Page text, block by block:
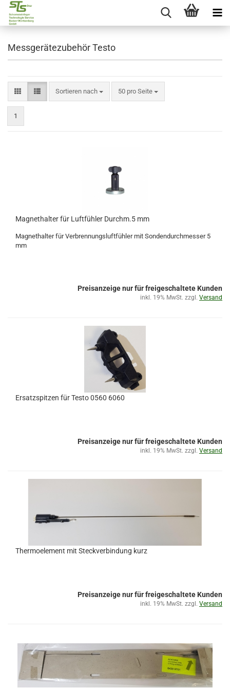
Messgerätezubehör Testo
Sortieren nach 50 pro Seite
1
Magnethalter für Luftfühler Durchm.5 mm
Magnethalter für Verbrennungsluftfühler mit Sondendurchmesser 5
mm
Preisanzeige nur für freigeschaltete Kunden
inkl. 19% MwSt. zzgl. Versand
Ersatzspitzen für Testo 0560 6060
Preisanzeige nur für freigeschaltete Kunden
inkl. 19% MwSt. zzgl. Versand
Thermoelement mit Steckverbindung kurz
Preisanzeige nur für freigeschaltete Kunden
inkl. 19% MwSt. zzgl. Versand